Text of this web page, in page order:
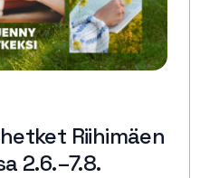
Riihimäen
2.6.–7.8.